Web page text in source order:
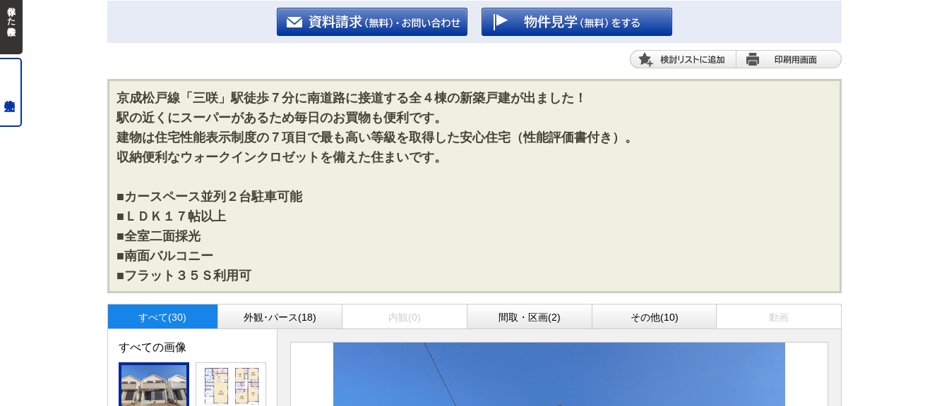
京成松戸線「三咲」駅徒歩７分に南道路に接道する全４棟の新築戸建が出ました！
駅の近くにスーパーがあるため毎日のお買物も便利です。
建物は住宅性能表示制度の７項目で最も高い等級を取得した安心住宅（性能評価書付き）。
収納便利なウォークインクロゼットを備えた住まいです。
■カースペース並列２台駐車可能
■ＬＤＫ１７帖以上
■全室二面採光
■南面バルコニー
■フラット３５Ｓ利用可
すべて(30) 外観･パース(18) 内観(0) 間取・区画(2) その他(10) 動画
すべての画像
保存した検索条件